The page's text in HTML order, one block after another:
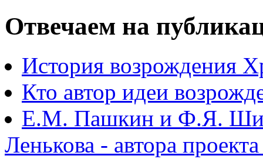
Отвечаем на
История возрождения
Кто автор идеи
Е.М. Пашкин и Ф.Я.
Ленькова - автора